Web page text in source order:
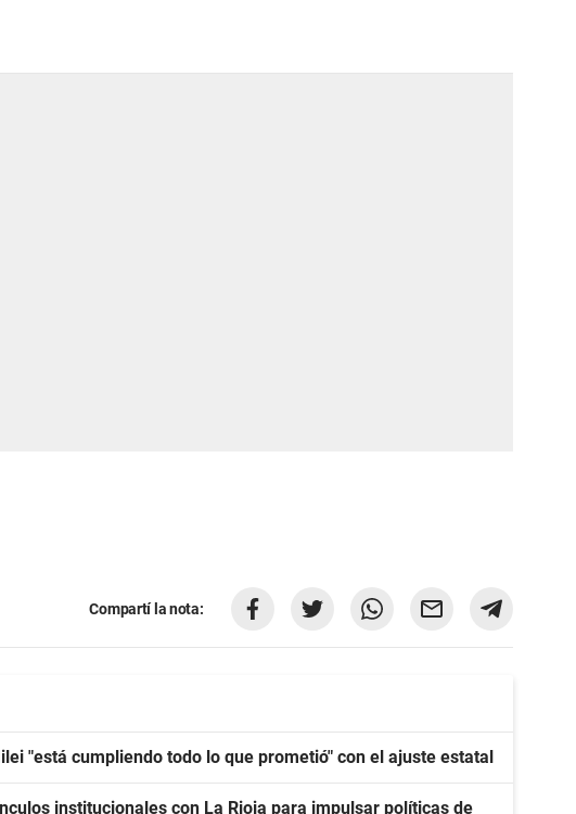
Compartí la nota:
"está cumpliendo todo lo que prometió" con el ajuste estatal
institucionales con La Rioja para impulsar políticas de